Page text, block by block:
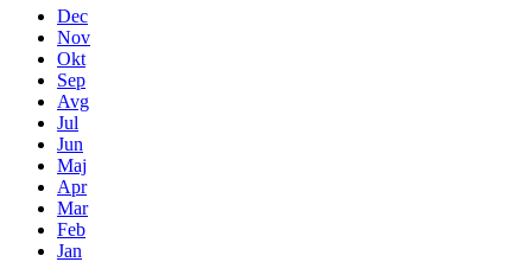
Dec
Nov
Okt
Sep
Avg
Jul
Jun
Maj
Apr
Mar
Feb
Jan